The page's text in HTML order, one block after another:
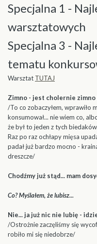
Specjalna 1 -
warsztatowych
Specjalna 3 -
tematu
Warsztat TUTAJ
Zimno - jest cholernie zimno
/To co zobaczyłem, wprawiło
konsumował... nie wiem co,
że był to jeden z tych
Raz po raz ochłapy mięsa
padał już bardzo mocno -
dreszcze/
Chodźmy już stąd... mam
Co? Myślałem, że lubisz...
Nie... ja już nic nie lubię -
/Ostrożnie zaczęliśmy się
robiło mi się niedobrze/